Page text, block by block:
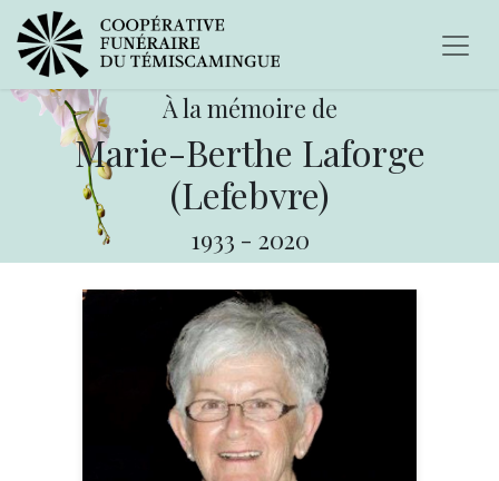
À la mémoire de
Marie-Berthe Laforge
(Lefebvre)
1933 - 2020